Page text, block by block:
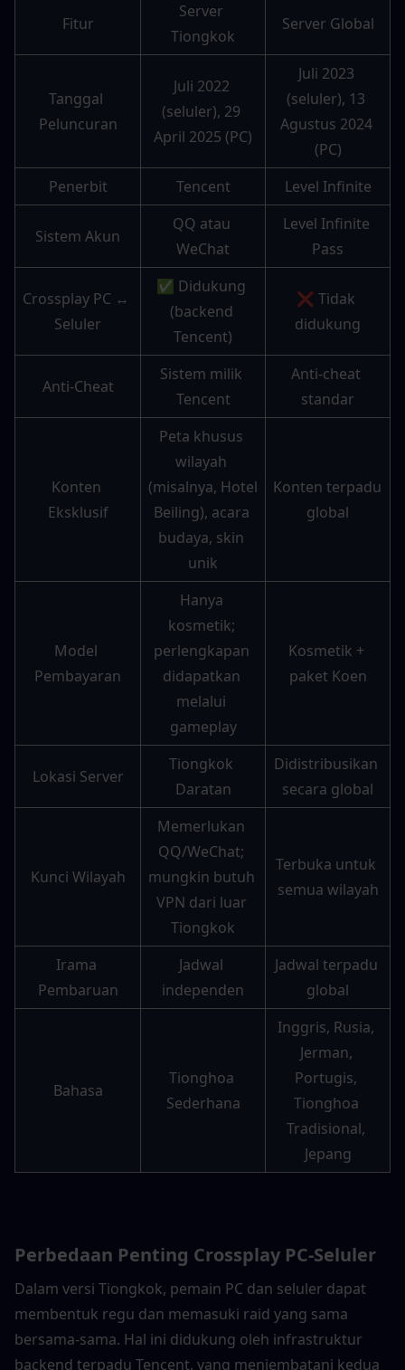
Fitur
Server
Tiongkok
Server Global
Tanggal
Peluncuran
Juli 2022
(seluler), 29
April 2025 (PC)
Juli 2023
(seluler), 13
Agustus 2024
(PC)
Penerbit
Tencent Level Infinite
Sistem Akun
QQ atau
WeChat
Level Infinite
Pass
Crossplay PC ↔
Seluler
✅ Didukung
(backend
Tencent)
❌ Tidak
didukung
Anti-Cheat
Sistem milik
Tencent
Anti-cheat
standar
Konten
Eksklusif
Peta khusus
wilayah
(misalnya, Hotel
Beiling), acara
budaya, skin
unik
Konten terpadu
global
Model
Pembayaran
Hanya
kosmetik;
perlengkapan
didapatkan
melalui
gameplay
Kosmetik +
paket Koen
Lokasi Server
Tiongkok
Daratan
Didistribusikan
secara global
Kunci Wilayah
Memerlukan
QQ/WeChat;
mungkin butuh
VPN dari luar
Tiongkok
Terbuka untuk
semua wilayah
Irama
Pembaruan
Jadwal
independen
Jadwal terpadu
global
Bahasa
Tionghoa
Sederhana
Inggris, Rusia,
Jerman,
Portugis,
Tionghoa
Tradisional,
Jepang
Perbedaan Penting Crossplay PC-Seluler
Dalam versi Tiongkok, pemain PC dan seluler dapat
membentuk regu dan memasuki raid yang sama
bersama-sama. Hal ini didukung oleh infrastruktur
backend terpadu Tencent, yang menjembatani kedua